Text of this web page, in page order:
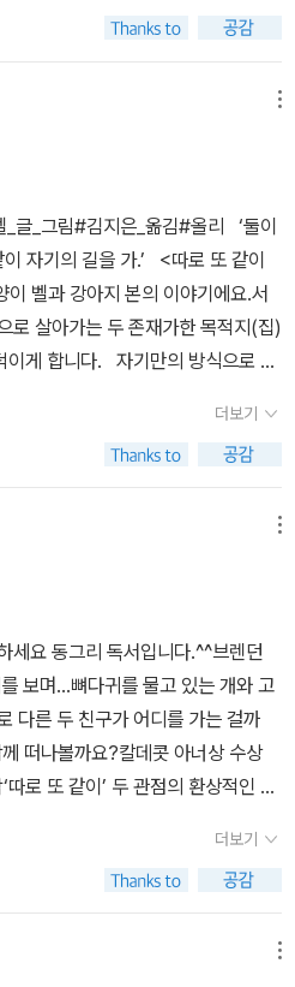
지지요.스케치의 첫 장면에서 물
달라지지요.무색의 두 캐릭터들이
전체에 그려지고 색이 입혀져 분
릴로 둥글하고 부드럽게 보여요.
슷해요.고양이 벨과 바라보는 시선
날렵하게 표현되었지요.숲에 헤쳐
대상들을 공유하는 장면에서내 것
새로운 발견이라며 좋아하고 기뻐
는 서로에 대한 이해와 존중에 대해
따로 가지요.맛있는 배를 보고 좋
지만풀숲, 돌담의 샛길, 특히, 물과
빛나는 고양이를 보여주지요.비, 바
영향을 주는지도 보여주었어요.둘
.한 장면 안에서도 두 캐릭터가 자
장면으로 넘어가면 전혀 다른 느
든 것이 끝났다는 아쉬움이 먼저였
되지요. 집 안의 따스한 불 앞에 서
된 거예요.그리고 둘은 다음 모험
론 저도 함께 일어났어요.책장을 넘
대한 기대까지 최고였지요.시선의
후까지 모두 달라요.표지는 서로의
지는 뾰족하게 그려졌어요.무채색의
로 일 수도 있겠어요.그리고 본문에
씨까지도 둘의 시선에서 보이는 차
라도 시선은 다를 수 있고, 상대의
대방을 나에게 혹은 나를 상대방
장해주면 좋겠어요.
연필로 밝고 경쾌하고 가벼운 느낌
했던 사실을 바로 잡아내는아이의
다.책을 너무 의무적으로 읽었던
하고 폭넓게 봐야겠다는 생각이들
있는 개와 고양이가 같은 집을찾아
단순하지는 않습니다.​성향이 전혀
바라보는 시각도 다르지만 오히려
니다.​개가 바라보는 시각과 고양이
다. 개와 고양이처럼 채색 자체가
하지 않더라구요.적과의 동침같은
함을 위로해주듯 짙은 하늘에 별의
보다 두번, 세번 읽으면서 또 다른 즐
그림#김지은_옮김#올리 ‘둘이
길을 가.’ <따로 또 같이
벨과 강아지 본의 이야기에요.서
로 살아가는 두 존재가한 목적지(집)
만의 방식으로 바
볼 수 있어서 둘이 만들어가는 세
거나 지적하지 않고 존중하며 길을
도 합니다. 같은 것을 보면
경험을 하면서도 다르게 느끼는 감
음이 힘들다면그 자체로 인정하고
과 강아지 본 처럼요.
더보기
세요 동그리 독서입니다.^^​​브렌던
다른 두 친구가 어디를 가는 걸까
떠나볼까요?​​​칼데콧 아너상 수상
로 또 같이’ 두 관점의 환상적인 조
. 온종일걸릴 수도 있고.​​따로 또 같이
.나무에서 신기한 냄새를 맡아.​따
. ​​과연 집
이 갈까?>를 읽고...서로 다르지만 함
더보기